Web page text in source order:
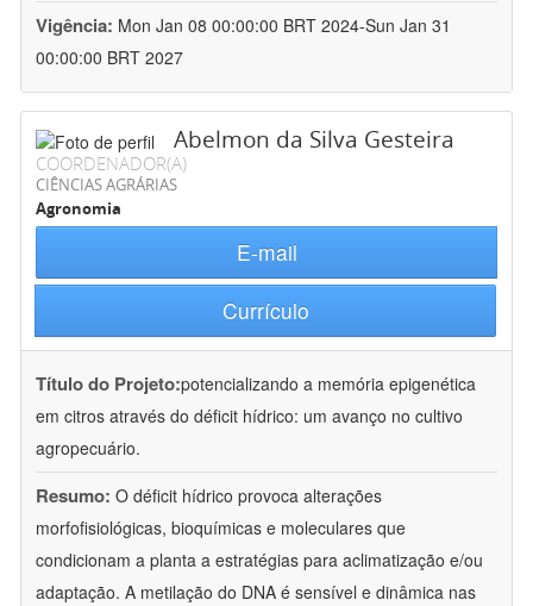
Vigência: Mon Jan 08 00:00:00 BRT 2024-Sun Jan 31
00:00:00 BRT 2027
Abelmon da Silva Gesteira
COORDENADOR(A)
CIÊNCIAS AGRÁRIAS
Agronomia
E-mail
Currículo
Título do Projeto:potencializando a memória epigenética
em citros através do déficit hídrico: um avanço no cultivo
agropecuário.
Resumo: O déficit hídrico provoca alterações
morfofisiológicas, bioquímicas e moleculares que
condicionam a planta a estratégias para aclimatização e/ou
adaptação. A metilação do DNA é sensível e dinâmica nas